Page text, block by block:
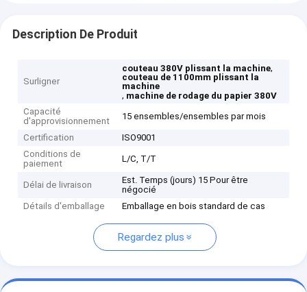
Description De Produit
Surligner
couteau 380V plissant la machine,
couteau de 1100mm plissant la
machine
, machine de rodage du papier 380V
Capacité
d'approvisionnement
15 ensembles/ensembles par mois
Certification
ISO9001
Conditions de
paiement
L/C, T/T
Délai de livraison
Est. Temps (jours) 15 Pour être
négocié
Détails d'emballage
Emballage en bois standard de cas
Regardez plus